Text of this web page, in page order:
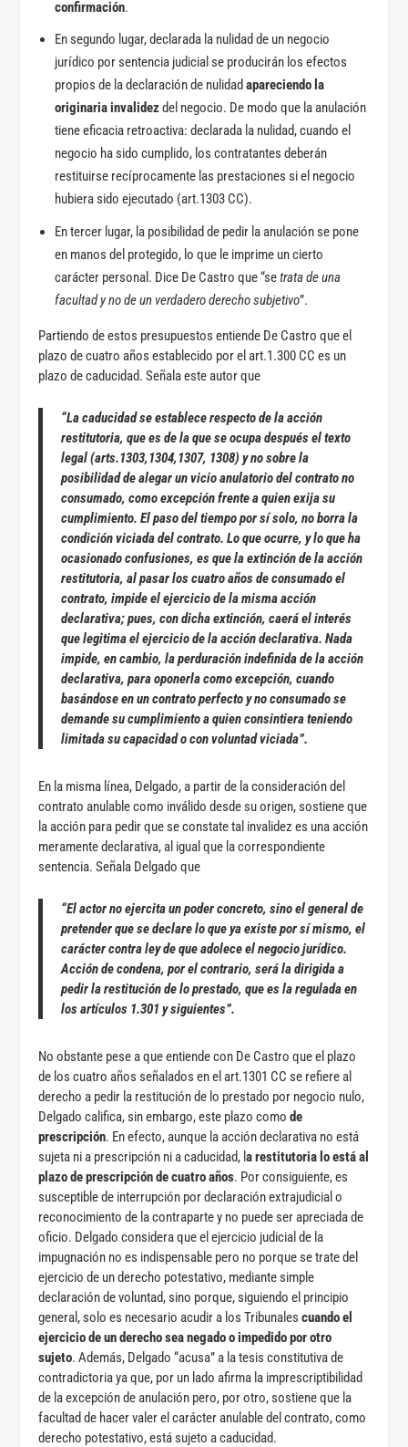
confirmación.
En segundo lugar, declarada la nulidad de un negocio
jurídico por sentencia judicial se producirán los efectos
propios de la declaración de nulidad apareciendo la
originariainvalidezdel negocio. De modo que la anulación
tiene eficacia retroactiva: declarada la nulidad, cuando el
negocio ha sido cumplido, los contratantes deberán
restituirse recíprocamente las prestaciones si el negocio
hubiera sido ejecutado (art.1303 CC).
En tercer lugar, la posibilidad de pedir la anulación se pone
en manos del protegido, lo que le imprime un cierto
carácter personal. Dice De Castro que “setrata de una
facultad y no de un verdadero derecho subjetivo”.
Partiendo de estos presupuestos entiende De Castro que el
plazo de cuatro años establecido por el art.1.300 CC es un
plazo de caducidad. Señala este autor que
“La caducidad se establece respecto de la acción
restitutoria, que es de la que se ocupa después el texto
legal (arts.1303,1304,1307, 1308) y no sobre la
posibilidad de alegar un vicio anulatorio del contrato no
consumado, como excepción frente a quien exija su
cumplimiento.El paso del tiempo por sí solo, no borra la
condición viciada del contrato. Lo que ocurre,y lo que ha
ocasionado confusiones, es que la extinción de la acción
restitutoria,al pasar los cuatro años de consumado el
contrato, impide el ejercicio de la misma acción
declarativa; pues, con dicha extinción, caerá el interés
que legitima el ejercicio de la acción declarativa. Nada
impide, en cambio, laperduración indefinida de la acción
declarativa, para oponerla como excepción, cuando
basándose en un contrato perfecto y no consumado se
demande su cumplimiento a quien consintiera teniendo
limitada su capacidad o con voluntad viciada”.
En la misma línea, Delgado, a partir de la consideración del
contrato anulable como inválido desde su origen, sostiene que
la acción para pedir que se constate tal invalidez es una acción
meramente declarativa, al igual que la correspondiente
sentencia. Señala Delgado que
“El actor no ejercita un poder concreto, sino el general de
pretender que se declare lo que ya existe por sí mismo, el
carácter contra ley de que adolece el negocio jurídico.
Acción de condena, por el contrario, será la dirigida a
pedir la restitución de lo prestado, que es la regulada en
los artículos 1.301 y siguientes”.
No obstante pese a que entiende con De Castro que el plazo
de los cuatro años señalados en el art.1301 CC se refiere al
derecho a pedir la restitución de lo prestado por negocio nulo,
Delgado califica, sin embargo, este plazo comode
prescripción. En efecto, aunque la acción declarativa no está
sujeta ni a prescripción ni a caducidad, la restitutoria lo está al
plazo de prescripción de cuatro años. Por consiguiente, es
susceptible de interrupción por declaración extrajudicial o
reconocimiento de la contraparte y no puede ser apreciada de
oficio. Delgado considera que el ejercicio judicial de la
impugnación no es indispensable pero no porque se trate del
ejercicio de un derecho potestativo, mediante simple
declaración de voluntad, sino porque, siguiendo el principio
general, solo es necesario acudir a los Tribunalescuando el
ejercicio de un derecho sea negado o impedido por otro
sujeto. Además, Delgado “acusa” a la tesis constitutiva de
contradictoria ya que, por un lado afirma la imprescriptibilidad
de la excepción de anulación pero, por otro, sostiene que la
facultad de hacer valer el carácter anulable del contrato, como
derecho potestativo, está sujeto a caducidad.